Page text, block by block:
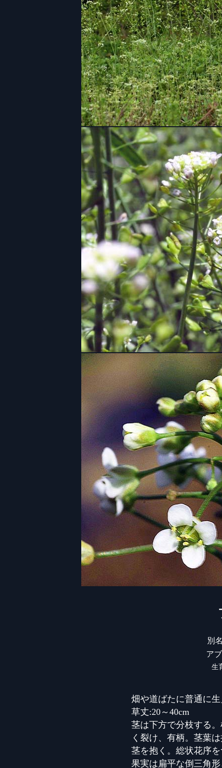
別
ア
生
畑や道ばたに普通に
草丈:20～40cm
茎は下方で分枝する
く裂け、有柄。茎葉
茎を抱く。総状花序
果実は扁平な倒三角